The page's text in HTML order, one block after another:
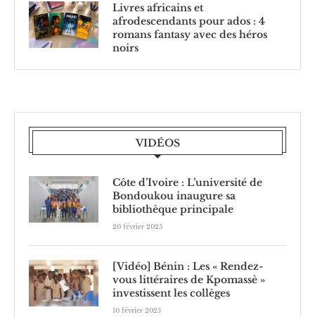
Livres africains et
afrodescendants pour ados : 4
romans fantasy avec des héros
noirs
VIDÉOS
Côte d’Ivoire : L’université de
Bondoukou inaugure sa
bibliothèque principale
20 février 2025
[Vidéo] Bénin : Les « Rendez-
vous littéraires de Kpomassè »
investissent les collèges
10 février 2025